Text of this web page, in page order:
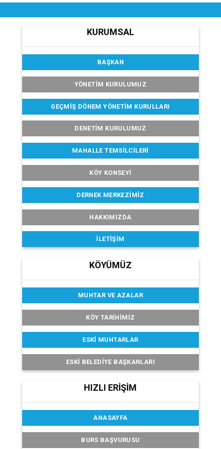
KURUMSAL
BAŞKAN
YÖNETİM KURULUMUZ
GEÇMIŞ DÖNEM YÖNETIM KURULLARI
DENETIM KURULUMUZ
MAHALLE TEMSILCILERI
KÖY KONSEYI
DERNEK MERKEZIMIZ
HAKKIMIZDA
İLETIŞIM
KÖYÜMÜZ
MUHTAR VE AZALAR
KÖY TARIHIMIZ
ESKI MUHTARLAR
ESKI BELEDIYE BAŞKANLARI
HIZLI ERİŞİM
ANASAYFA
BURS BAŞVURUSU